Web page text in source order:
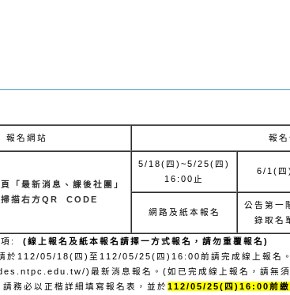
報名網站 報
「最新消息、課後社團」
掃描右方QR CODE
5/18( 四)~5/25(四)
16:00 止
6/1( 四)
網路及紙本報名
公告第一
錄取名
項: (線上報名及紙本報名請擇一方式報名，請勿重覆報名)
於112/05/18(四)至112/05/25(四)16:00前請完成線上報名
)最新消息報名。(如已完成線上報名，請無須
請務必以正楷詳細填寫報名表，並於112/05/25( 四)16:00前繳